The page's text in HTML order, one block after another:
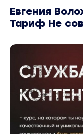
Евгения
Тариф Не